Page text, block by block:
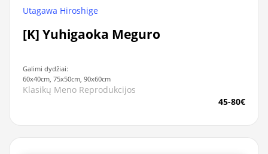
Utagawa Hiroshige
[K] Yuhigaoka Meguro
Galimi dydžiai:
60x40cm, 75x50cm, 90x60cm
Klasikų Meno Reprodukcijos
45-80€